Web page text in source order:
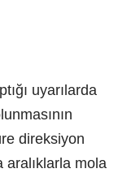
uyarılarda
direksiyon
aralıklarla mola